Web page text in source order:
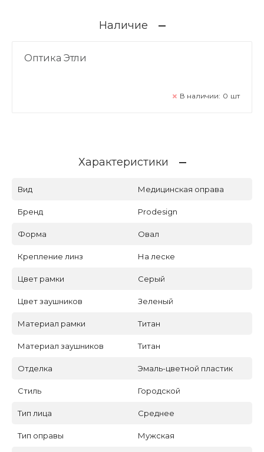
Наличие
Оптика Этли
В наличии: 0 шт
Характеристики
Вид Медицинская оправа
Бренд Prodesign
Форма Овал
Крепление линз На леске
Цвет рамки Серый
Цвет заушников Зеленый
Материал рамки Титан
Материал заушников Титан
Отделка Эмаль-цветной пластик
Стиль Городской
Тип лица Среднее
Тип оправы Мужская